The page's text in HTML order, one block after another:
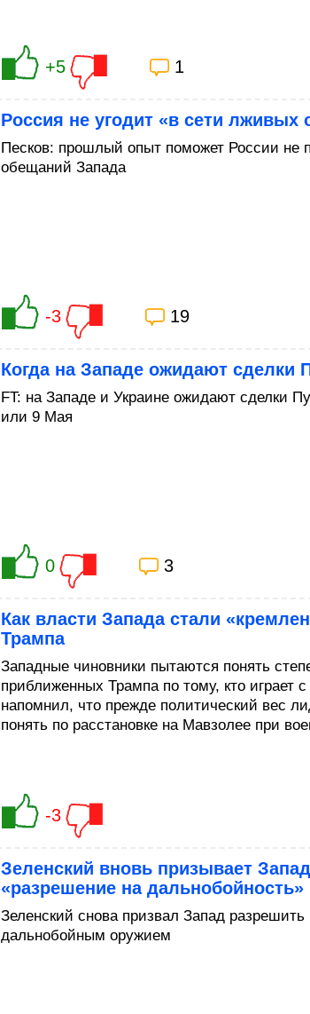
+5 1
Россия не угодит «в сети лживых
Песков: прошлый опыт поможет России не
обещаний Запада
-3 19
Когда на Западе ожидают сделки
FT: на Западе и Украине ожидают сделки
или 9 Мая
0 3
Как власти Запада стали
Трампа
Западные чиновники пытаются понять
приближенных Трампа по тому, кто играет
напомнил, что прежде политический вес
понять по расстановке на Мавзолее при
-3
Зеленский вновь призывает
«разрешение на дальнобойность»
Зеленский снова призвал Запад
дальнобойным оружием